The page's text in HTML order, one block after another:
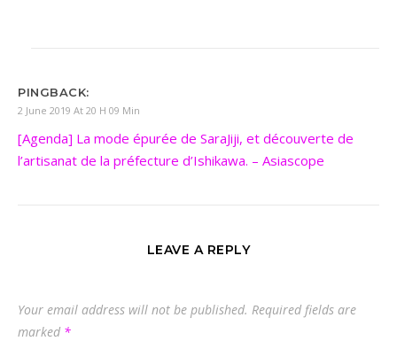
PINGBACK:
2 June 2019 At 20 H 09 Min
[Agenda] La mode épurée de SaraJiji, et découverte de
l’artisanat de la préfecture d’Ishikawa. – Asiascope
LEAVE A REPLY
Your email address will not be published. Required fields are
marked *